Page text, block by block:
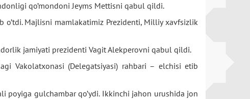
qo’mondoni Jeyms Mettisni qabul qildi.
o’tdi. Majlisni mamlakatimiz Prezidenti, Milliy xavfsizlik
jamiyati prezidenti Vagit Alekperovni qabul qildi.
Vakolatxonasi (Delegatsiyasi) rahbari – elchisi etib
poyiga gulchambar qo’ydi. Ikkinchi jahon urushida jon